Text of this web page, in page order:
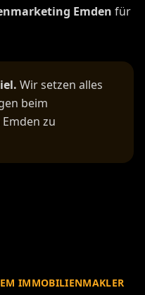
Emden für
Wir setzen alles
beim
zu
IMMOBILIENMAKLER